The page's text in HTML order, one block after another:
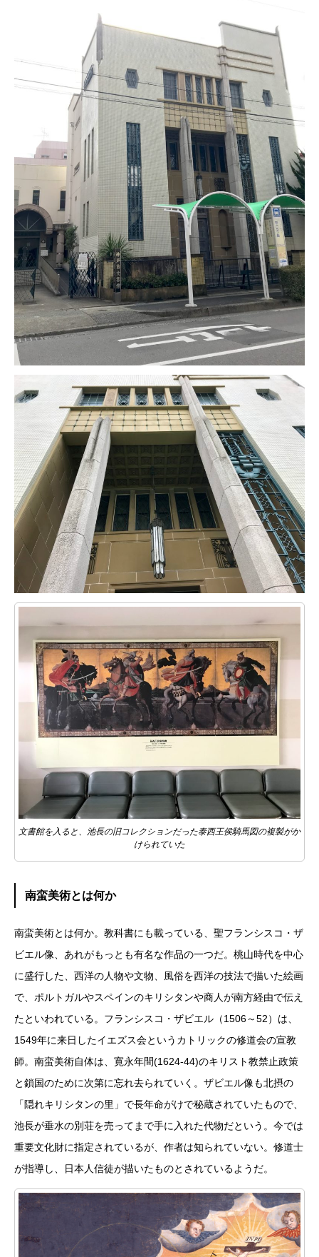
文書館を入ると、池長の旧コレクションだった泰西王侯騎馬図の複製がか
けられていた
南蛮美術とは何か
南蛮美術とは何か。教科書にも載っている、聖フランシスコ・ザ
ビエル像、あれがもっとも有名な作品の一つだ。桃山時代を中心
に盛行した、西洋の人物や文物、風俗を西洋の技法で描いた絵画
で、ポルトガルやスペインのキリシタンや商人が南方経由で伝え
たといわれている。フランシスコ・ザビエル（1506～52）は、
1549年に来日したイエズス会というカトリックの修道会の宣教
師。南蛮美術自体は、寛永年間(1624‐44)のキリスト教禁止政策
と鎖国のために次第に忘れ去られていく。ザビエル像も北摂の
「隠れキリシタンの里」で長年命がけで秘蔵されていたもので、
池長が垂水の別荘を売ってまで手に入れた代物だという。今では
重要文化財に指定されているが、作者は知られていない。修道士
が指導し、日本人信徒が描いたものとされているようだ。